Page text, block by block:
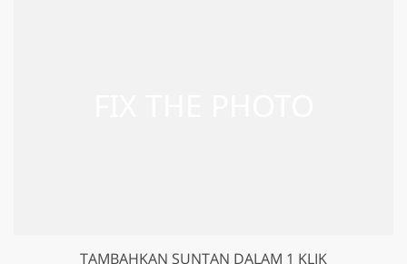
TAMBAHKAN SUNTAN DALAM 1 KLIK